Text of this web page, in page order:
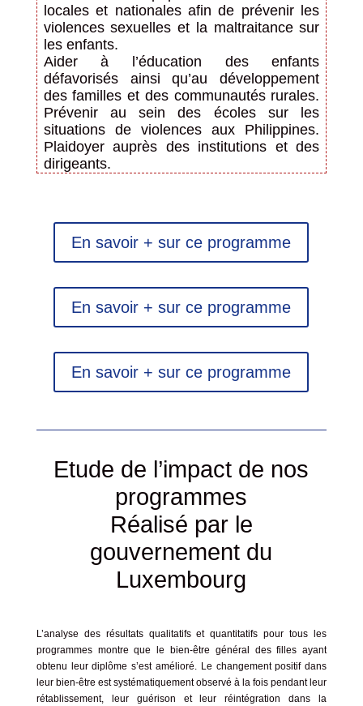
locales et nationales afin de prévenir les
violences sexuelles et la maltraitance sur
les enfants.
Aider à l’éducation des enfants
défavorisés ainsi qu’au développement
des familles et des communautés rurales.
Prévenir au sein des écoles sur les
situations de violences aux Philippines.
Plaidoyer auprès des institutions et des
dirigeants.
En savoir + sur ce programme
En savoir + sur ce programme
En savoir + sur ce programme
Etude de l’impact de nos
programmes
Réalisé par le
gouvernement du
Luxembourg
L’analyse des résultats qualitatifs et quantitatifs pour tous les
programmes montre que le bien-être général des filles ayant
obtenu leur diplôme s’est amélioré. Le changement positif dans
leur bien-être est systématiquement observé à la fois pendant leur
rétablissement, leur guérison et leur réintégration dans la